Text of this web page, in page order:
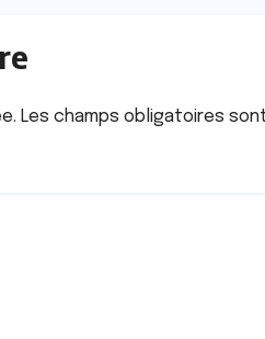
Les champs obligatoires